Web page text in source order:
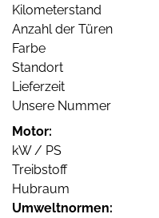
Kilometerstand
Anzahl der Türen
Farbe
Standort
Lieferzeit
Unsere Nummer
Motor:
kW / PS
Treibstoff
Hubraum
Umweltnormen: